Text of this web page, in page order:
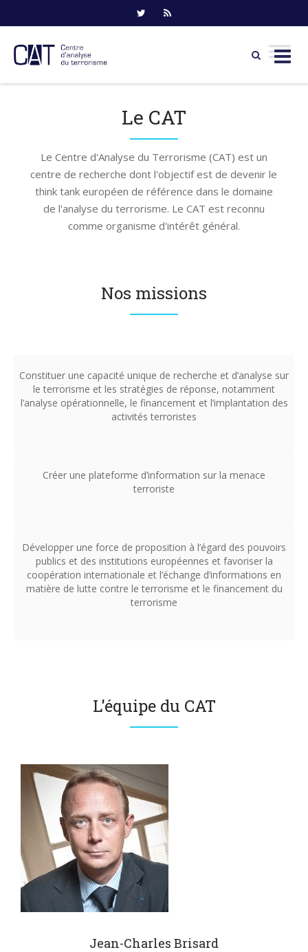
Le CAT
Le Centre d'Analyse du Terrorisme (CAT) est un
centre de recherche dont l'objectif est de devenir le
think tank européen de référence dans le domaine
de l'analyse du terrorisme. Le CAT est reconnu
comme organisme d'intérêt général.
Nos missions
Constituer une capacité unique de recherche et d’analyse sur
le terrorisme et les stratégies de réponse, notamment
l’analyse opérationnelle, le financement et l’implantation des
activités terroristes
Créer une plateforme d’information sur la menace
terroriste
Développer une force de proposition à l’égard des pouvoirs
publics et des institutions européennes et favoriser la
coopération internationale et l’échange d’informations en
matière de lutte contre le terrorisme et le financement du
terrorisme
L'équipe du CAT
Jean-Charles Brisard